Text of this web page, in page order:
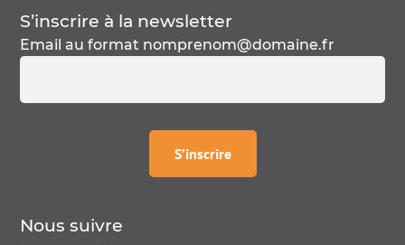
S’inscrire à la newsletter
Email au format nomprenom@domaine.fr
S’inscrire
à lanewsletter
Nous suivre